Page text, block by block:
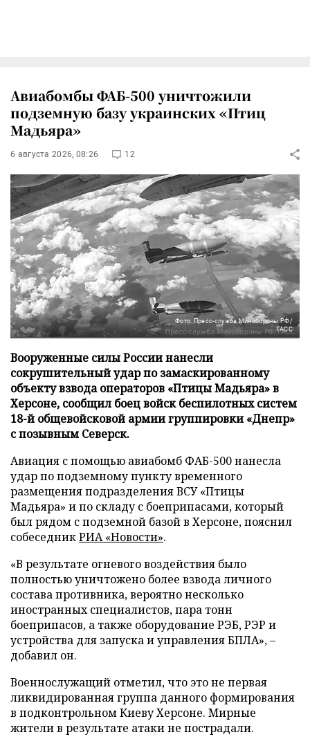
Авиабомбы ФАБ-500 уничтожили
подземную базу украинских «Птиц
Мадьяра»
6 августа 2026, 08:26 12
Фото: Пресс-служба Минобороны РФ/
ТАСС
Вооруженные силы России нанесли
сокрушительный удар по замаскированному
объекту взвода операторов «Птицы Мадьяра» в
Херсоне, сообщил боец войск беспилотных систем
18-й общевойсковой армии группировки «Днепр»
с позывным Северск.
Авиация с помощью авиабомб ФАБ-500 нанесла
удар по подземному пункту временного
размещения подразделения ВСУ «Птицы
Мадьяра» и по складу с боеприпасами, который
был рядом с подземной базой в Херсоне, пояснил
собеседникРИА «Новости».
«В результате огневого воздействия было
полностью уничтожено более взвода личного
состава противника, вероятно несколько
иностранных специалистов, пара тонн
боеприпасов, а также оборудование РЭБ, РЭР и
устройства для запуска и управления БПЛА», –
добавил он.
Военнослужащий отметил, что это не первая
ликвидированная группа данного формирования
в подконтрольном Киеву Херсоне. Мирные
жители в результате атаки не пострадали.